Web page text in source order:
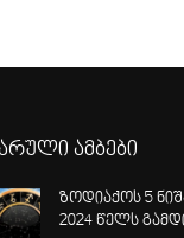
ამბები
ზოდიაქოს 5
2024 წელს